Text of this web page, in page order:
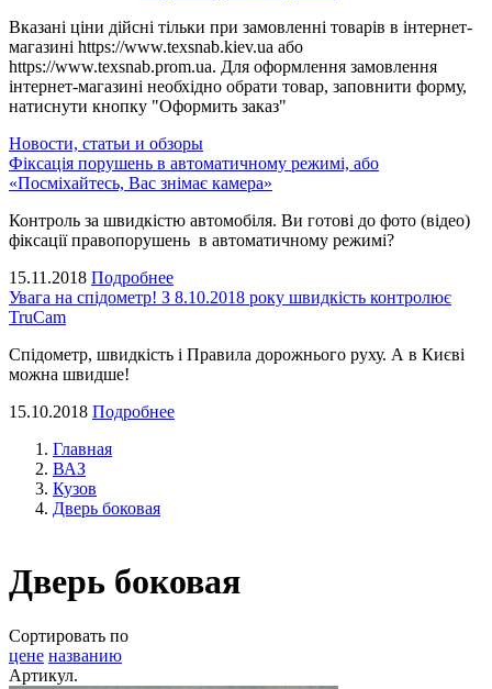
Вказані ціни дійсні тільки при замовленні товарів в інтернет-
магазині https://www.texsnab.kiev.ua або
https://www.texsnab.prom.ua. Для оформлення замовлення
інтернет-магазині необхідно обрати товар, заповнити форму,
натиснути кнопку "Оформить заказ"
Новости, статьи и обзоры
Фіксація порушень в автоматичному режимі, або
«Посміхайтесь, Вас знімає камера»
Контроль за швидкістю автомобіля. Ви готові до фото (відео)
фіксації правопорушень в автоматичному режимі?
15.11.2018 Подробнее
Увага на спідометр! З 8.10.2018 року швидкість контролює
TruCam
Спідометр, швидкість і Правила дорожнього руху. А в Києві
можна швидше!
15.10.2018 Подробнее
Главная
ВАЗ
Кузов
Дверь боковая
Дверь боковая
Сортировать по
цене названию
Артикул.